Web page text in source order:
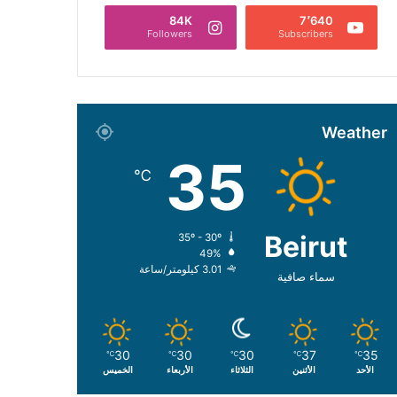
7٬640
Subscribers
84K
Followers
Weather
Beirut
سماء صافية
35
℃
49%
3.01 كيلومتر/ساعة
35
℃
الأحد
37
℃
الأثنين
30
℃
الثلاثاء
30
℃
الأربعاء
30
℃
الخميس